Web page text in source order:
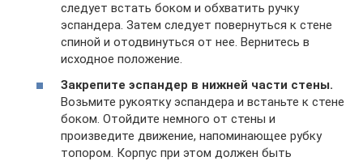
следует встать боком и обхватить ручку
эспандера. Затем следует повернуться к стене
спиной и отодвинуться от нее. Вернитесь в
исходное положение.
Закрепите эспандер в нижней части стены.
Возьмите рукоятку эспандера и встаньте к стене
боком. Отойдите немного от стены и
произведите движение, напоминающее рубку
топором. Корпус при этом должен быть